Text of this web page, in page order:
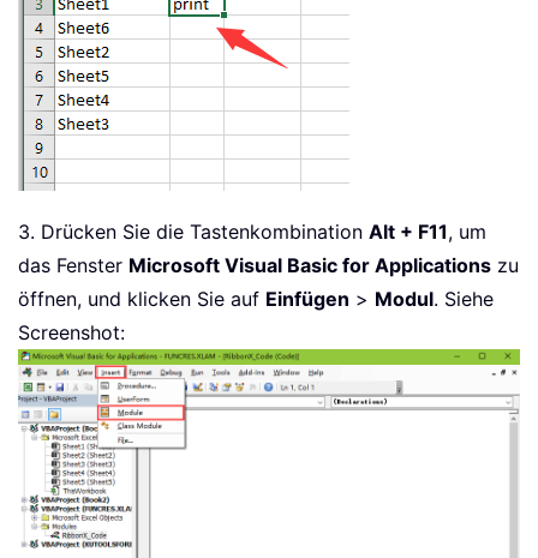
3. Drücken Sie die Tastenkombination Alt + F11, um
das Fenster Microsoft Visual Basic for Applications zu
öffnen, und klicken Sie auf Einfügen > Modul. Siehe
Screenshot: